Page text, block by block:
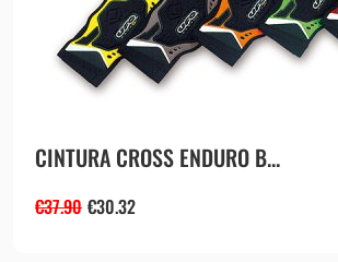
CINTURA CROSS ENDURO B...
€37.90 €30.32